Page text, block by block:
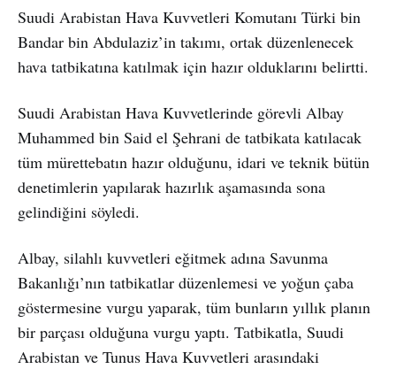
Suudi Arabistan Hava Kuvvetleri Komutanı Türki bin
Bandar bin Abdulaziz’in takımı, ortak düzenlenecek
hava tatbikatına katılmak için hazır olduklarını belirtti.
Suudi Arabistan Hava Kuvvetlerinde görevli Albay
Muhammed bin Said el Şehrani de tatbikata katılacak
tüm mürettebatın hazır olduğunu, idari ve teknik bütün
denetimlerin yapılarak hazırlık aşamasında sona
gelindiğini söyledi.
Albay, silahlı kuvvetleri eğitmek adına Savunma
Bakanlığı’nın tatbikatlar düzenlemesi ve yoğun çaba
göstermesine vurgu yaparak, tüm bunların yıllık planın
bir parçası olduğuna vurgu yaptı. Tatbikatla, Suudi
Arabistan ve Tunus Hava Kuvvetleri arasındaki